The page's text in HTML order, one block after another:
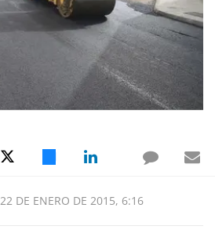
22 DE ENERO DE 2015, 6:16